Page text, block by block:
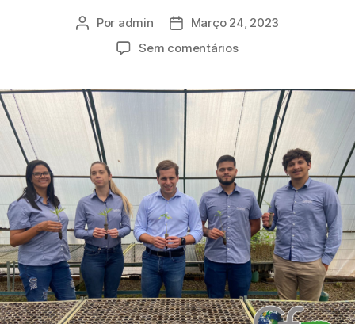
Por admin
Março 24, 2023
Sem comentários